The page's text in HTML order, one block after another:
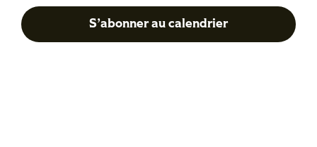
S’abonner au calendrier